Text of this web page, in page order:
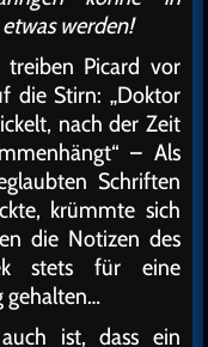
werden!
treiben Picard vor
die Stirn: „Doktor
nach der Zeit
– Als
Schriften
krümmte sich
die Notizen des
stets für eine
gehalten…
ist, dass ein